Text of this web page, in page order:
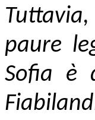
paure
Sofia è